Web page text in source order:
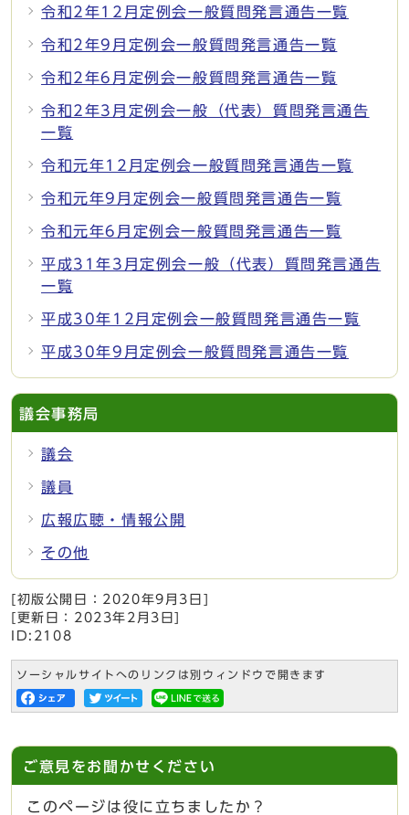
令和2年12月定例会一般質問発言通告一覧
令和2年9月定例会一般質問発言通告一覧
令和2年6月定例会一般質問発言通告一覧
令和2年3月定例会一般（代表）質問発言通告
一覧
令和元年12月定例会一般質問発言通告一覧
令和元年9月定例会一般質問発言通告一覧
令和元年6月定例会一般質問発言通告一覧
平成31年3月定例会一般（代表）質問発言通告
一覧
平成30年12月定例会一般質問発言通告一覧
平成30年9月定例会一般質問発言通告一覧
議会事務局
議会
議員
広報広聴・情報公開
その他
[初版公開日： 2020年9月3日
[更新日： 2023年2月3日
ID:2108
ソーシャルサイトへのリンクは別ウィンドウで開きます
ご意見をお聞かせください
このページは役に立ちましたか？